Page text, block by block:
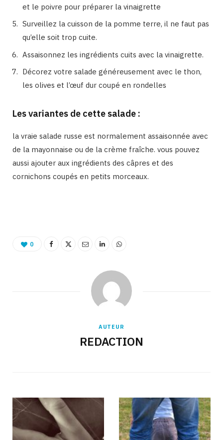
et le poivre pour préparer la vinaigrette
Surveillez la cuisson de la pomme terre, il ne faut pas
qu’elle soit trop cuite.
Assaisonnez les ingrédients cuits avec la vinaigrette.
Décorez votre salade généreusement avec le thon,
les olives et l’œuf dur coupé en rondelles
Les variantes de cette salade :
la vraie salade russe est normalement assaisonnée avec
de la mayonnaise ou de la crème fraîche. vous pouvez
aussi ajouter aux ingrédients des câpres et des
cornichons coupés en petits morceaux.
0
AUTEUR
REDACTION